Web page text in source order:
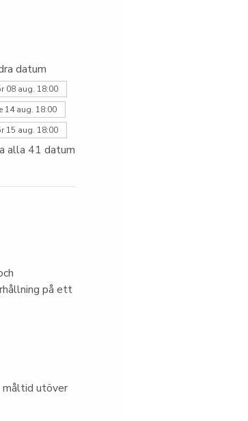
datum
08 aug. 18:00
14 aug. 18:00
15 aug. 18:00
alla 41 datum
på ett
måltid utöver